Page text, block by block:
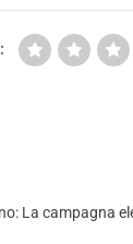
La campagna